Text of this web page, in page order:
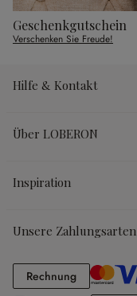
Geschenkgutschein
Verschenken Sie Freude!
Hilfe & Kontakt
Über LOBERON
Inspiration
Unsere Zahlungsarten
RechnungRechnung